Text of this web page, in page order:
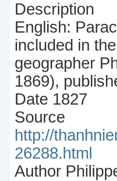
Description
English:
included in
geographer
1869),
Date 1827
Source
http://
26288.html
Author